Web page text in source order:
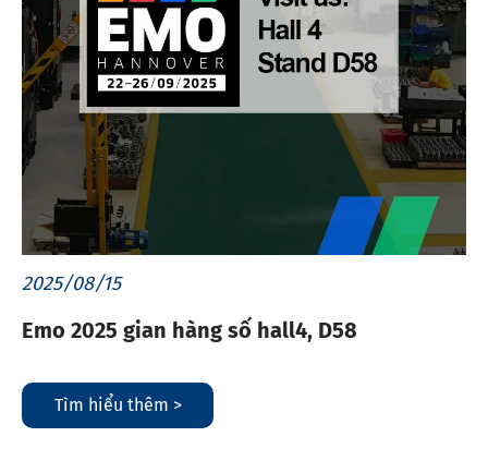
2025/08/15
Emo 2025 gian hàng số hall4, D58
Tìm hiểu thêm >